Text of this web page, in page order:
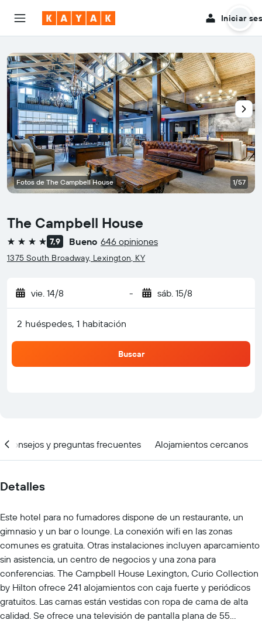
Iniciar
The Campbell House
4 estrellas7,9 Bueno 646 opiniones
1375 South Broadway, Lexington, KY
vie. 14/8 - sáb. 15/8
2 huéspedes, 1 habitación
Buscar
Fotos de The Campbell House 1/57
Consejos y preguntas frecuentes Alojamientos cercanos
Detalles
Este hotel para no fumadores dispone de un restaurante, un
gimnasio y un bar o lounge. La conexión wifi en las zonas
comunes es gratuita. Otras instalaciones incluyen aparcamiento
sin asistencia, un centro de negocios y una zona para
conferencias. The Campbell House Lexington, Curio Collection
by Hilton ofrece 241 alojamientos con caja fuerte y periódicos
gratuitos. Las camas están vestidas con ropa de cama de alta
calidad. Se ofrece una televisión de pantalla plana de 55